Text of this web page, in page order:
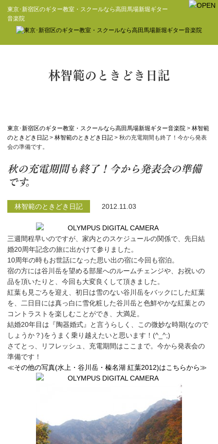
東京･新宿区のギター教室・スクールなら高田馬場新堀ギター
音楽院
林智範のときどき日記
東京･新宿区のギター教室・スクールなら高田馬場新堀ギター音楽院 > 林智範
のときどき日記 > 林智範のときどき日記 > 秋の充電期間も終了！今から発表
会の準備です。
秋の充電期間も終了！今から発表会の準備
です。
林智範のときどき日記 2012.11.03
三週間程早いのですが、家内とのスケジュールの関係で、先日結
婚20周年記念の旅に出かけて参りました。
10周年の時もお世話になった思い出の宿に今回も宿泊。
宿の方には谷川岳を望める部屋へのルームチェンジや、お祝いの
品を頂いたりと、今回も大変良くして頂きました。
紅葉も見ごろを迎え、初日は雪のない谷川岳をバックにした紅葉
を、二日目には真っ白に雪化粧した谷川岳と色鮮やかな紅葉との
コントラストを楽しむことができ、大満足。
結婚20年目は『陶器婚式』と言うらしく、この微妙な時期(なので
しょうか？)をうまく乗り越えたいと思います！(^_^;)
さてとっ、リフレッシュ、充電期間はここまで。今から発表会の
準備です！
≪その他の写真(水上・谷川岳・榛名湖 紅葉2012)はこちらから≫